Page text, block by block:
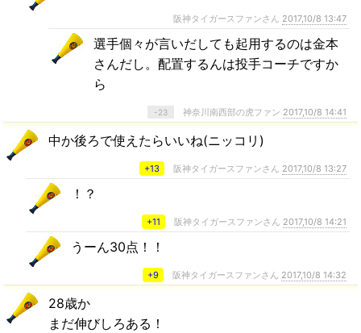
阪神タイガースファンさん 2017,10/8 13:47
選手個々が言いだしても起用するのは金本
さんだし。配置するんは投手コーチですか
ら
-23 神奈川南西部の虎ファン 2017,10/8 14:41
中か後ろで使えたらいいね(ニッコリ)
+13 阪神タイガースファンさん 2017,10/8 13:27
！？
+11 阪神タイガースファンさん 2017,10/8 14:21
うーん30点！！
+9 阪神タイガースファンさん 2017,10/8 14:32
28歳か
まだ伸びしろある！